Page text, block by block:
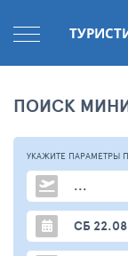
ПОИСК
УКАЖИТЕ ПАРАМЕТРЫ
...
СБ